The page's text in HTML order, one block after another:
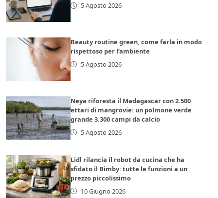
5 Agosto 2026
Beauty routine green, come farla in modo
rispettoso per l’ambiente
5 Agosto 2026
Neya riforesta il Madagascar con 2.500
ettari di mangrovie: un polmone verde
grande 3.300 campi da calcio
5 Agosto 2026
Lidl rilancia il robot da cucina che ha
sfidato il Bimby: tutte le funzioni a un
prezzo piccolissimo
10 Giugno 2026